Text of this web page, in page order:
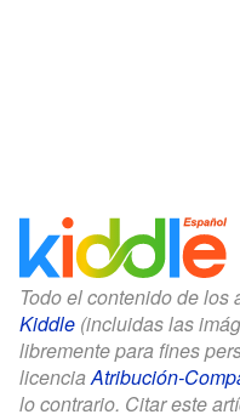
Todo el contenido de los
Kiddle (incluidas las
libremente para fines
licenciaAtribución-
lo contrario. Citar este